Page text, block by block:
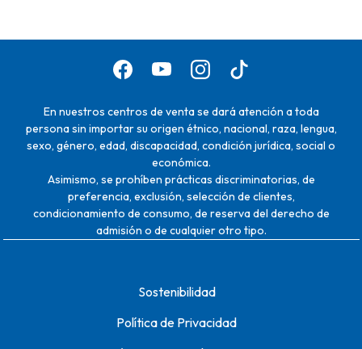
En nuestros centros de venta se dará atención a toda
persona sin importar su origen étnico, nacional, raza, lengua,
sexo, género, edad, discapacidad, condición jurídica, social o
económica.
Asimismo, se prohíben prácticas discriminatorias, de
preferencia, exclusión, selección de clientes,
condicionamiento de consumo, de reserva del derecho de
admisión o de cualquier otro tipo.
Sostenibilidad
Política de Privacidad